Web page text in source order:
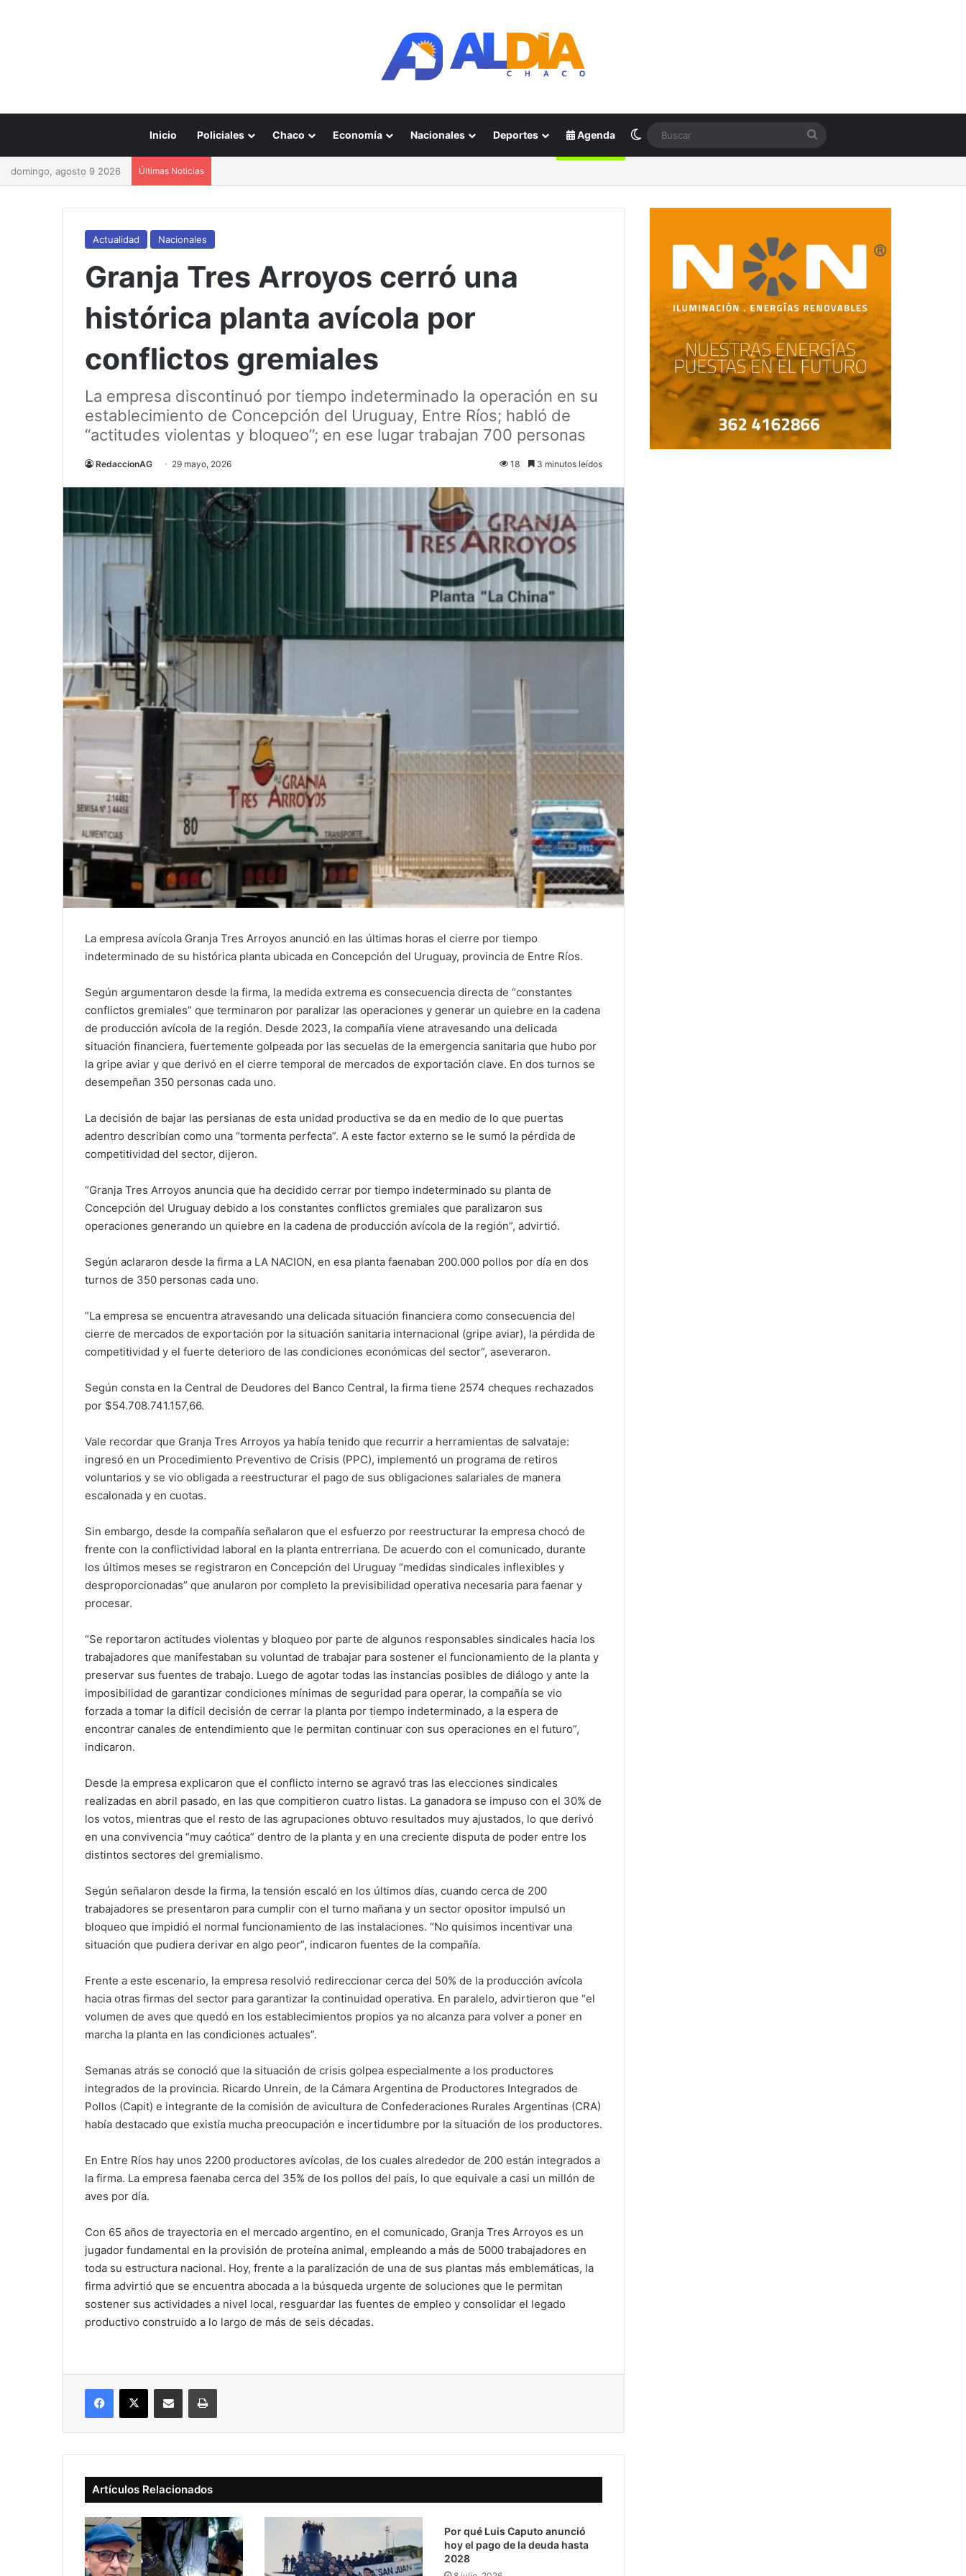
Inicio Policiales Chaco Economía Nacionales Deportes Agenda Switch skin
domingo, agosto 9 2026 Últimas Noticias
Actualidad Nacionales
Granja Tres Arroyos cerró una
histórica planta avícola por
conflictos gremiales
La empresa discontinuó por tiempo indeterminado la operación en su
establecimiento de Concepción del Uruguay, Entre Ríos; habló de
“actitudes violentas y bloqueo”; en ese lugar trabajan 700 personas
RedaccionAG 29 mayo, 2026 18 3 minutos leídos
La empresa avícola Granja Tres Arroyos anunció en las últimas horas el cierre por tiempo
indeterminado de su histórica planta ubicada en Concepción del Uruguay, provincia de Entre Ríos.
Según argumentaron desde la firma, la medida extrema es consecuencia directa de “constantes
conflictos gremiales” que terminaron por paralizar las operaciones y generar un quiebre en la cadena
de producción avícola de la región. Desde 2023, la compañía viene atravesando una delicada
situación financiera, fuertemente golpeada por las secuelas de la emergencia sanitaria que hubo por
la gripe aviar y que derivó en el cierre temporal de mercados de exportación clave. En dos turnos se
desempeñan 350 personas cada uno.
La decisión de bajar las persianas de esta unidad productiva se da en medio de lo que puertas
adentro describían como una “tormenta perfecta”. A este factor externo se le sumó la pérdida de
competitividad del sector, dijeron.
“Granja Tres Arroyos anuncia que ha decidido cerrar por tiempo indeterminado su planta de
Concepción del Uruguay debido a los constantes conflictos gremiales que paralizaron sus
operaciones generando un quiebre en la cadena de producción avícola de la región”, advirtió.
Según aclararon desde la firma a LA NACION, en esa planta faenaban 200.000 pollos por día en dos
turnos de 350 personas cada uno.
“La empresa se encuentra atravesando una delicada situación financiera como consecuencia del
cierre de mercados de exportación por la situación sanitaria internacional (gripe aviar), la pérdida de
competitividad y el fuerte deterioro de las condiciones económicas del sector“, aseveraron.
Según consta en la Central de Deudores del Banco Central, la firma tiene 2574 cheques rechazados
por $54.708.741.157,66.
Vale recordar que Granja Tres Arroyos ya había tenido que recurrir a herramientas de salvataje:
ingresó en un Procedimiento Preventivo de Crisis (PPC), implementó un programa de retiros
voluntarios y se vio obligada a reestructurar el pago de sus obligaciones salariales de manera
escalonada y en cuotas.
Sin embargo, desde la compañía señalaron que el esfuerzo por reestructurar la empresa chocó de
frente con la conflictividad laboral en la planta entrerriana. De acuerdo con el comunicado, durante
los últimos meses se registraron en Concepción del Uruguay “medidas sindicales inflexibles y
desproporcionadas” que anularon por completo la previsibilidad operativa necesaria para faenar y
procesar.
“Se reportaron actitudes violentas y bloqueo por parte de algunos responsables sindicales hacia los
trabajadores que manifestaban su voluntad de trabajar para sostener el funcionamiento de la planta y
preservar sus fuentes de trabajo. Luego de agotar todas las instancias posibles de diálogo y ante la
imposibilidad de garantizar condiciones mínimas de seguridad para operar, la compañía se vio
forzada a tomar la difícil decisión de cerrar la planta por tiempo indeterminado, a la espera de
encontrar canales de entendimiento que le permitan continuar con sus operaciones en el futuro”,
indicaron.
Desde la empresa explicaron que el conflicto interno se agravó tras las elecciones sindicales
realizadas en abril pasado, en las que compitieron cuatro listas. La ganadora se impuso con el 30% de
los votos, mientras que el resto de las agrupaciones obtuvo resultados muy ajustados, lo que derivó
en una convivencia “muy caótica” dentro de la planta y en una creciente disputa de poder entre los
distintos sectores del gremialismo.
Según señalaron desde la firma, la tensión escaló en los últimos días, cuando cerca de 200
trabajadores se presentaron para cumplir con el turno mañana y un sector opositor impulsó un
bloqueo que impidió el normal funcionamiento de las instalaciones. “No quisimos incentivar una
situación que pudiera derivar en algo peor”, indicaron fuentes de la compañía.
Frente a este escenario, la empresa resolvió redireccionar cerca del 50% de la producción avícola
hacia otras firmas del sector para garantizar la continuidad operativa. En paralelo, advirtieron que “el
volumen de aves que quedó en los establecimientos propios ya no alcanza para volver a poner en
marcha la planta en las condiciones actuales”.
Semanas atrás se conoció que la situación de crisis golpea especialmente a los productores
integrados de la provincia. Ricardo Unrein, de la Cámara Argentina de Productores Integrados de
Pollos (Capit) e integrante de la comisión de avicultura de Confederaciones Rurales Argentinas (CRA)
había destacado que existía mucha preocupación e incertidumbre por la situación de los productores.
En Entre Ríos hay unos 2200 productores avícolas, de los cuales alrededor de 200 están integrados a
la firma. La empresa faenaba cerca del 35% de los pollos del país, lo que equivale a casi un millón de
aves por día.
Con 65 años de trayectoria en el mercado argentino, en el comunicado, Granja Tres Arroyos es un
jugador fundamental en la provisión de proteína animal, empleando a más de 5000 trabajadores en
toda su estructura nacional. Hoy, frente a la paralización de una de sus plantas más emblemáticas, la
firma advirtió que se encuentra abocada a la búsqueda urgente de soluciones que le permitan
sostener sus actividades a nivel local, resguardar las fuentes de empleo y consolidar el legado
productivo construido a lo largo de más de seis décadas.
Facebook
X Compartir vía correo electrónicoImprimir
Artículos Relacionados
Por qué Luis Caputo anunció
hoy el pago de la deuda hasta
2028